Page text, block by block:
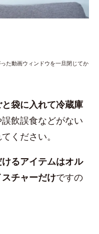
た動画ウィンドウを一旦閉じてか
袋に入れて冷蔵庫
飲誤食などがない
ください。
るアイテムはオル
チャーだけですの